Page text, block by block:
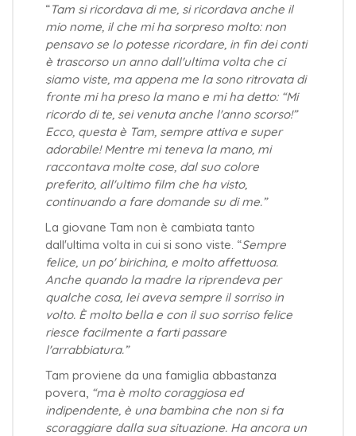
“Tam si ricordava di me, si ricordava anche il
mio nome, il che mi ha sorpreso molto: non
pensavo se lo potesse ricordare, in fin dei conti
è trascorso un anno dall'ultima volta che ci
siamo viste, ma appena me la sono ritrovata di
fronte mi ha preso la mano e mi ha detto: “Mi
ricordo di te, sei venuta anche l'anno scorso!”
Ecco, questa è Tam, sempre attiva e super
adorabile! Mentre mi teneva la mano, mi
raccontava molte cose, dal suo colore
preferito, all'ultimo film che ha visto,
continuando a fare domande su di me.”
La giovane Tam non è cambiata tanto
dall'ultima volta in cui si sono viste. “Sempre
felice, un po' birichina, e molto affettuosa.
Anche quando la madre la riprendeva per
qualche cosa, lei aveva sempre il sorriso in
volto. È molto bella e con il suo sorriso felice
riesce facilmente a farti passare
l'arrabbiatura.”
Tam proviene da una famiglia abbastanza
povera, “ma è molto coraggiosa ed
indipendente, è una bambina che non si fa
scoraggiare dalla sua situazione. Ha ancora un